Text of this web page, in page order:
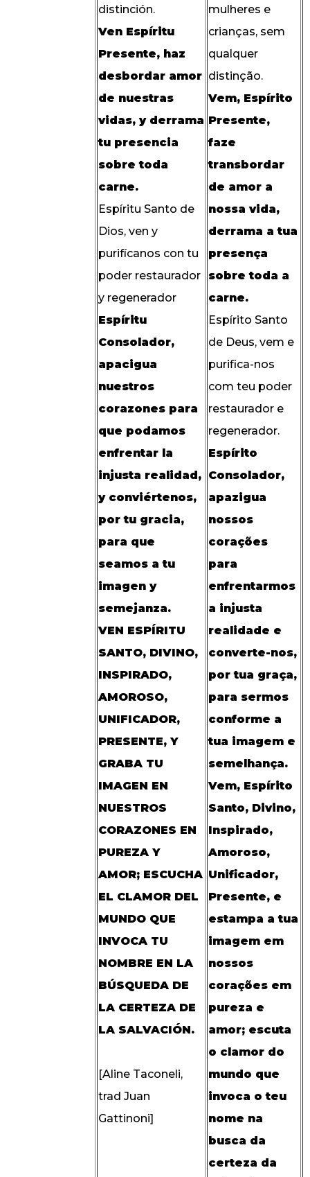
distinción.
Ven Espíritu
Presente, haz
desbordar amor
de nuestras
vidas, y derrama
tu presencia
sobre toda
carne.
Espíritu Santo de
Dios, ven y
purifícanos con tu
poder restaurador
y regenerador
Espíritu
Consolador,
apacigua
nuestros
corazones para
que podamos
enfrentar la
injusta realidad,
y conviértenos,
por tu gracia,
para que
seamos a tu
imagen y
semejanza.
VEN ESPÍRITU
SANTO, DIVINO,
INSPIRADO,
AMOROSO,
UNIFICADOR,
PRESENTE, Y
GRABA TU
IMAGEN EN
NUESTROS
CORAZONES EN
PUREZA Y
AMOR; ESCUCHA
EL CLAMOR DEL
MUNDO QUE
INVOCA TU
NOMBRE EN LA
BÚSQUEDA DE
LA CERTEZA DE
LA SALVACIÓN.
[Aline Taconeli,
trad Juan
Gattinoni]
mulheres e
crianças, sem
qualquer
distinção.
Vem, Espírito
Presente,
faze
transbordar
de amor a
nossa vida,
derrama a tua
presença
sobre toda a
carne.
Espírito Santo
de Deus, vem e
purifica-nos
com teu poder
restaurador e
regenerador.
Espírito
Consolador,
apazigua
nossos
corações
para
enfrentarmos
a injusta
realidade e
converte-nos,
por tua graça,
para sermos
conforme a
tua imagem e
semelhança.
Vem, Espírito
Santo, Divino,
Inspirado,
Amoroso,
Unificador,
Presente, e
estampa a tua
imagem em
nossos
corações em
pureza e
amor; escuta
o clamor do
mundo que
invoca o teu
nome na
busca da
certeza da